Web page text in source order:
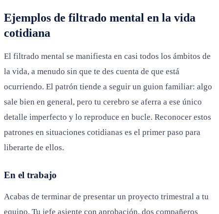
Ejemplos de filtrado mental en la vida
cotidiana
El filtrado mental se manifiesta en casi todos los ámbitos de
la vida, a menudo sin que te des cuenta de que está
ocurriendo. El patrón tiende a seguir un guion familiar: algo
sale bien en general, pero tu cerebro se aferra a ese único
detalle imperfecto y lo reproduce en bucle. Reconocer estos
patrones en situaciones cotidianas es el primer paso para
liberarte de ellos.
En el trabajo
Acabas de terminar de presentar un proyecto trimestral a tu
equipo. Tu jefe asiente con aprobación, dos compañeros